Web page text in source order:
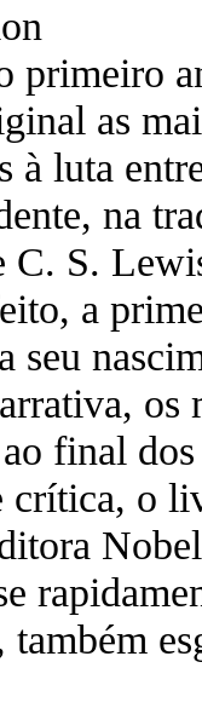
primeiro
as
à luta
na
C. S.
a
seu
os
final dos
crítica, o
também